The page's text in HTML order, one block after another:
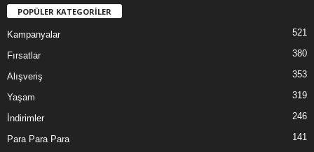
POPÜLER KATEGORİLER
Kampanyalar 521
Fırsatlar 380
Alışveriş 353
Yaşam 319
İndirimler 246
Para Para Para 141